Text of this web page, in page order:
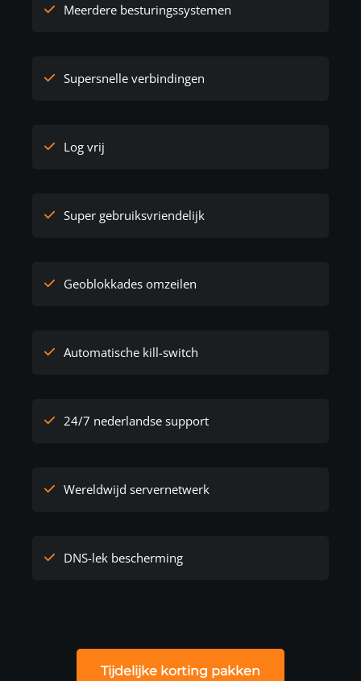
Meerdere besturingssystemen
Supersnelle verbindingen
Log vrij
Super gebruiksvriendelijk
Geoblokkades omzeilen
Automatische kill-switch
24/7 nederlandse support
Wereldwijd servernetwerk
DNS-lek bescherming
Tijdelijke korting pakken